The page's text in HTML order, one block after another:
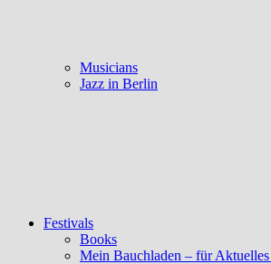
Musicians
Jazz in Berlin
Festivals
Books
Mein Bauchladen – für